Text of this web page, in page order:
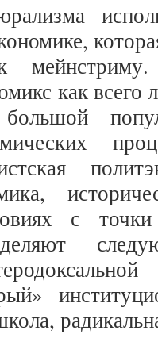
как
с